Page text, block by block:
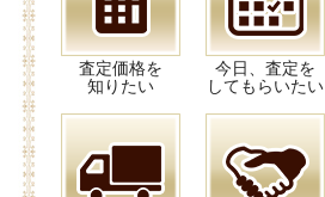
査定価格を
知りたい
今日、査定を
してもらいたい